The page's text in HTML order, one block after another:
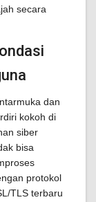
secara
dan
kokoh di
siber
bisa
protokol
TLS terbaru